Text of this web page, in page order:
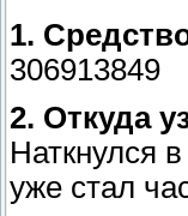
1.
306913849
2. Откуда
Наткнулся
уже стал